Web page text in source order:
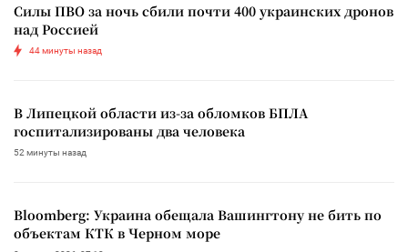
Силы ПВО за ночь сбили почти 400 украинских дронов
над Россией
44 минуты назад
В Липецкой области из-за обломков БПЛА
госпитализированы два человека
52 минуты назад
Bloomberg: Украина обещала Вашингтону не бить по
объектам КТК в Черном море